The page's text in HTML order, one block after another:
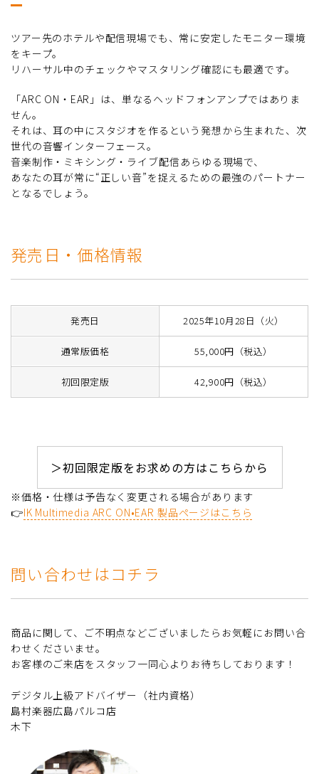
ツアー先のホテルや配信現場でも、常に安定したモニター環境
をキープ。
リハーサル中のチェックやマスタリング確認にも最適です。
「ARC ON・EAR」は、単なるヘッドフォンアンプではありま
せん。
それは、耳の中にスタジオを作るという発想から生まれた、次
世代の音響インターフェース。
音楽制作・ミキシング・ライブ配信――あらゆる現場で、
あなたの耳が常に“正しい音”を捉えるための最強のパートナー
となるでしょう。
発売日・価格情報
発売日 2025年10月28日（火）
通常版価格 55,000円（税込）
初回限定版 42,900円（税込）
＞初回限定版をお求めの方はこちらから
※価格・仕様は予告なく変更される場合があります
👉IK Multimedia ARC ON•EAR 製品ページはこちら
問い合わせはコチラ
商品に関して、ご不明点などございましたらお気軽にお問い合
わせくださいませ。
お客様のご来店をスタッフ一同心よりお待ちしております！
デジタル上級アドバイザー（社内資格）
島村楽器広島パルコ店
木下